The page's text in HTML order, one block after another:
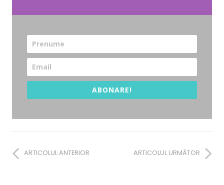
ABONARE!
ARTICOLUL ANTERIOR ARTICOLUL URMĂTOR